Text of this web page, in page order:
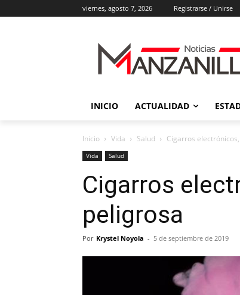
viernes, agosto 7, 2026 Registrarse / Unirse
INICIO ACTUALIDAD
Inicio Vida Salud Cigarros
Vida Salud
Cigarros
peligrosa
Por Krystel Noyola - 5 de septiembre de 2019